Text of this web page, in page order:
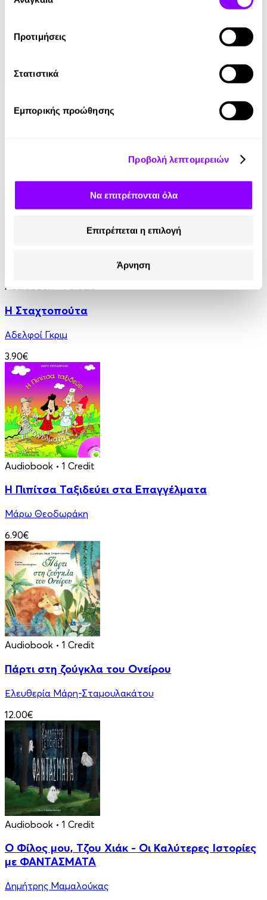
Προτιμήσεις
Στατιστικά
Εμπορικής προώθησης
Προβολή λεπτομερειών
Να επιτρέπονται όλα
Επιτρέπεται η επιλογή
Άρνηση
Ταξίδια στη Μυθολογία - Κατορθώματα και
Audiobook • 1 Credit
Η Σταχτοπούτα
Αδελφοί Γκριμ
3.90€
Audiobook • 1 Credit
Η Πιπίτσα Ταξιδεύει στα Επαγγέλματα
Μάρω Θεοδωράκη
6.90€
Audiobook • 1 Credit
Πάρτι στη ζούγκλα του Ονείρου
Ελευθερία Μάρη-Σταμουλακάτου
12.00€
Audiobook • 1 Credit
Ο Φίλος μου, Τζου Χιάκ - Οι Καλύτερες Ιστορίες
με ΦΑΝΤΑΣΜΑΤΑ
Δημήτρης Μαμαλούκας